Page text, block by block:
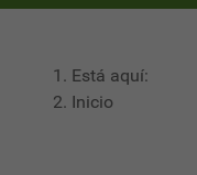
Está aquí:
Inicio